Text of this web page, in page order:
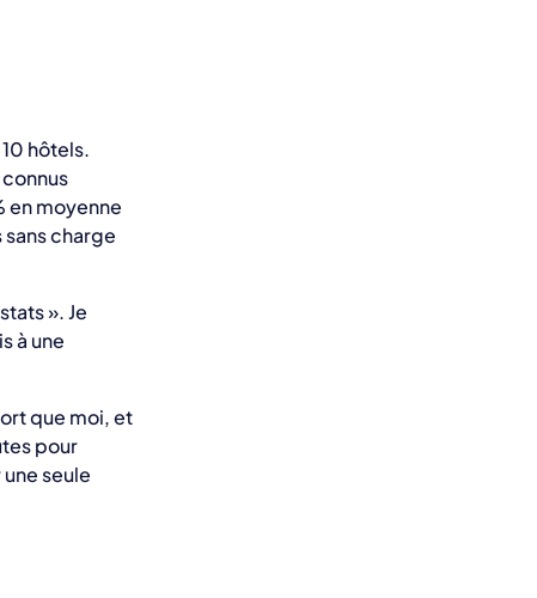
hôtels.
en moyenne
sans charge
». Je
à une
que moi, et
pour
seule